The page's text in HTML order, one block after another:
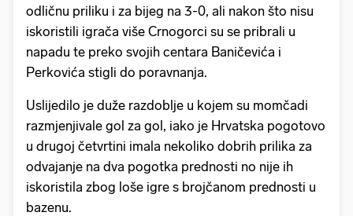
odličnu priliku i za bijeg na 3-0, ali nakon što nisu
iskoristili igrača više Crnogorci su se pribrali u
napadu te preko svojih centara Baničevića i
Perkovića stigli do poravnanja.
Uslijedilo je duže razdoblje u kojem su momčadi
razmjenjivale gol za gol, iako je Hrvatska pogotovo
u drugoj četvrtini imala nekoliko dobrih prilika za
odvajanje na dva pogotka prednosti no nije ih
iskoristila zbog loše igre s brojčanom prednosti u
bazenu.